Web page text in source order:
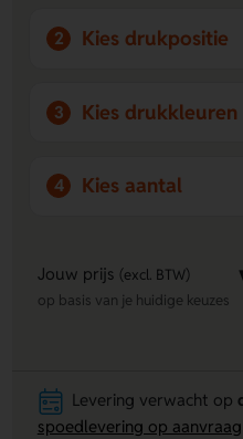
2 Kies drukpositie
3 Kies drukkleuren
4 Kies aantal
Jouw prijs (excl. BTW)
op basis van je huidige keuzes
Levering verwacht op
spoedlevering op aanvraag